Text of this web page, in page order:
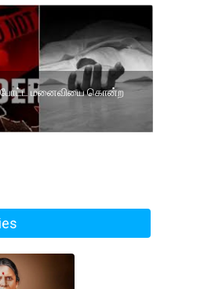
போட்ட மனைவியை கொன்ற